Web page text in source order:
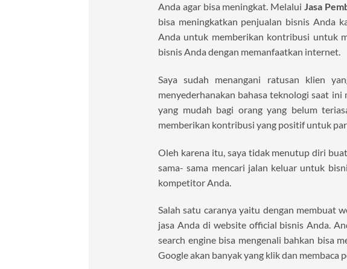
Anda agar bisa meningkat. Melalui Jasa
bisa meningkatkan penjualan bisnis Anda
Anda untuk memberikan kontribusi untuk
bisnis Anda dengan memanfaatkan internet.
Saya sudah menangani ratusan klien
menyederhanakan bahasa teknologi saat
yang mudah bagi orang yang belum
memberikan kontribusi yang positif untuk
Oleh karena itu, saya tidak menutup diri
sama- sama mencari jalan keluar untuk
kompetitor Anda.
Salah satu caranya yaitu dengan membuat
jasa Anda di website official bisnis Anda.
search engine bisa mengenali bahkan bisa
Google akan banyak yang klik dan membaca